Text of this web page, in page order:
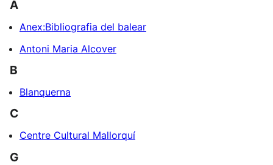
A
Anex:Bibliografia del balear
Antoni Maria Alcover
B
Blanquerna
C
Centre Cultural Mallorquí
G